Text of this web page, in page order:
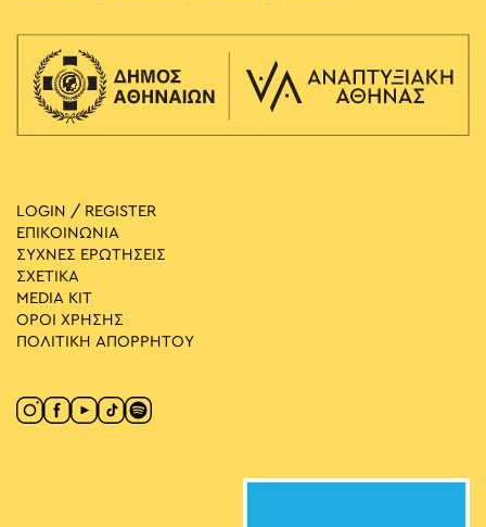
LOGIN / REGISTER
ΕΠΙΚΟΙΝΩΝΙΑ
ΣΥΧΝΕΣ ΕΡΩΤΗΣΕΙΣ
ΣΧΕΤΙΚΑ
MEDIA ΚIT
ΟΡΟΙ ΧΡΗΣΗΣ
ΠΟΛΙΤΙΚΗ ΑΠΟΡΡΗΤΟΥ